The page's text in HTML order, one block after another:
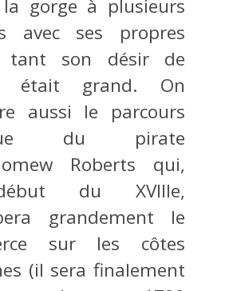
gorge à plusieurs
avec ses propres
tant son désir de
était grand. On
aussi le parcours
du pirate
Roberts qui,
du XVIIIe,
grandement le
sur les côtes
(il sera finalement